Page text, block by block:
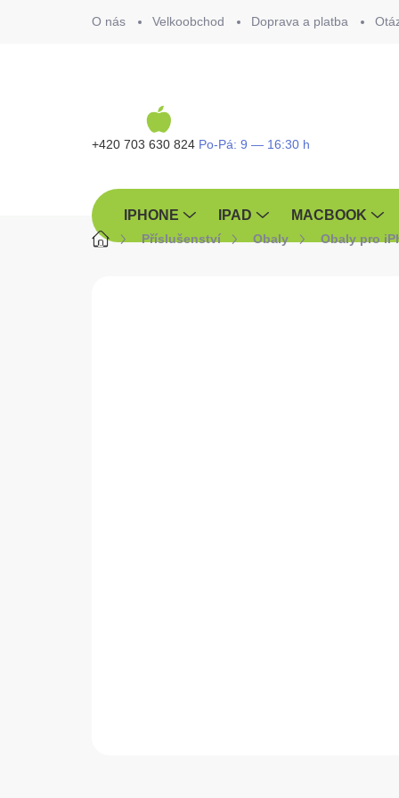
O nás Velkoobchod Doprava a platba
+420 703 630 824
IPHONE IPAD MACBOOK
DomůPříslušenství Obaly Obaly pro